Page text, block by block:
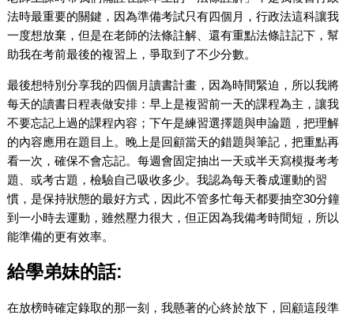
法時最重要的關鍵，因為準備考試只有四個月，行政法這科讓我
一度想放棄，但是在老師的法條註解、還有重點法條註記下，幫
助我在考前最後的複習上，爭取到了不少分數。
最後想特別分享我的四個月讀書計畫，因為時間緊迫，所以我將
每天的讀書日程表做安排：早上是複習前一天的課程為主，讓我
不要忘記上過的課程內容；下午是練習選擇題與申論題，把理解
的內容應用在題目上。晚上是回顧當天的錯題與筆記，把重點再
看一次，確保不會忘記。每週會固定抽出一天或半天寫模擬考考
題、或考古題，檢驗自己吸收多少。我認為每天養成運動的習
慣，是保持狀態的最好方式，因此不管多忙每天都要抽空30分鐘
到一小時去運動，雖然壓力很大，但正因為我備考時間短，所以
能準備的更有效率。
給學弟妹的話:
在放榜時確定錄取的那一刻，我懸著的心終於放下，回顧這段準